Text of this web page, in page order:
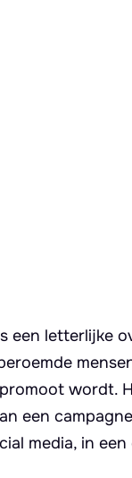
een letterlijke
wordt.
een
media, in